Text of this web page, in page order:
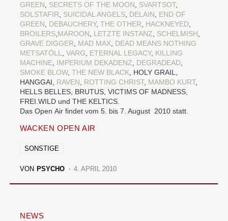
GREEN
SECRETS OF THE MOON SVARTSOT,
SOLSTAFIR
SUICIDAL ANGELS DELAIN
END OF
GREEN
DEBAUCHERY, THE OTHER HACKNEYED
BROILERS MAROON LETZTE INSTANZ SCHELMISH
GRAVE DIGGER
MAD MAX DEAD MEANS NOTHING
METSATÖLL
VARG ETERNAL LEGACY, KILLING
MACHINE IMPERIUM DEKADENZ DEGRADEAD
SMOKE BLOW, THE NEW BLACK , HOLY GRAIL,
HANGGAI, RAVEN ROTTING CHRIST, MAMBO KURT,
HELLS BELLES, BRUTUS, VICTIMS OF MADNESS,
FREI.WILD und THE KELTICS.
Das Open Air findet vom 5. bis 7. August 2010 statt.
WACKEN OPEN AIR
SONSTIGE
VON PSYCHO 4. APRIL 2010
NEWS